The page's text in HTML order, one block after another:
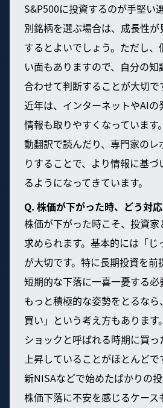
S&P500に投資するのが手堅い
別銘柄を選ぶ場合は、成長性
するとよいでしょう。ただし
い面もありますので、自分の
合わせて判断することが大切で
近年は、インターネットやAIの
情報も取りやすくなっています
動翻訳で読んだり、専門家の
りすることで、より情報に基
るようになってきています。
Q. 株価が下がった時、どう対
株価が下がった時こそ、投資
求められます。基本的には「じ
が大切です。特に長期投資を前
短期的な下落に一喜一憂する必
もっと積極的な姿勢をとるな
買い」という考え方もあります
ショックと呼ばれる時期に買
上昇していることがほとんどで
新NISAなどで始めたばかりの
株価下落に不安を感じるケース